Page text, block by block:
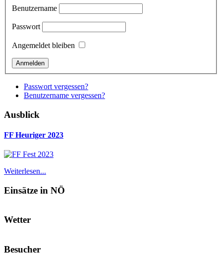
Benutzername
Passwort
Angemeldet bleiben
Passwort vergessen?
Benutzername vergessen?
Ausblick
FF Heuriger 2023
Weiterlesen...
Einsätze in NÖ
Wetter
Besucher